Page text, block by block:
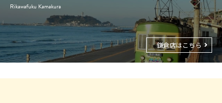
Rikawafuku Kamakura
鎌倉店はこちら